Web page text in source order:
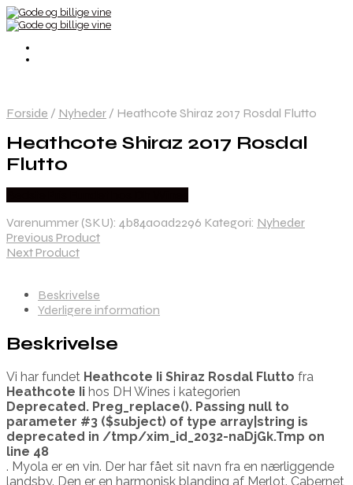
Forside / Nyheder / Heathcote Shiraz 2017 Rosdal Flutto
Heathcote Shiraz 2017 Rosdal
Flutto
Varenummer (SKU): 4b84a0ad2296 Kategori: Nyheder
Previous Product
Next Product
Beskrivelse
Yderligere information
Beskrivelse
Vi har fundet Heathcote Ii Shiraz Rosdal Flutto fra
Heathcote Ii hos DH Wines i kategorien
Deprecated. Preg_replace(). Passing null to
parameter #3 ($subject) of type array|string is
deprecated in /tmp/xim_id_2032-naDjGk.Tmp on
line 48
. Myola er en vin. Der har fået sit navn fra en nærliggende
landsby. Den er en harmonisk blanding af Merlot. Cabernet